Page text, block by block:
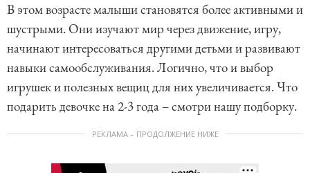
В этом возрасте малыши становятся более активными и
шустрыми. Они изучают мир через движение, игру,
начинают интересоваться другими детьми и развивают
навыки самообслуживания. Логично, что и выбор
игрушек и полезных вещиц для них увеличивается. Что
подарить девочке на 2-3 года – смотри нашу подборку.
РЕКЛАМА – ПРОДОЛЖЕНИЕ НИЖЕ